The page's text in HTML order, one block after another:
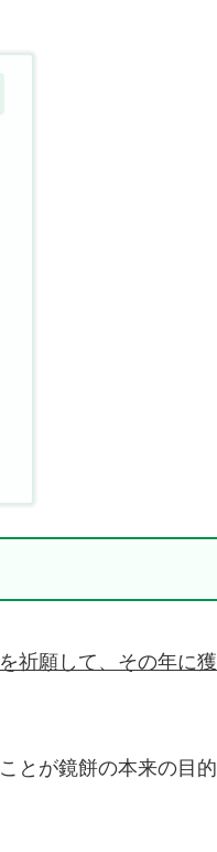
祈願して、その年に獲
とが鏡餅の本来の目的